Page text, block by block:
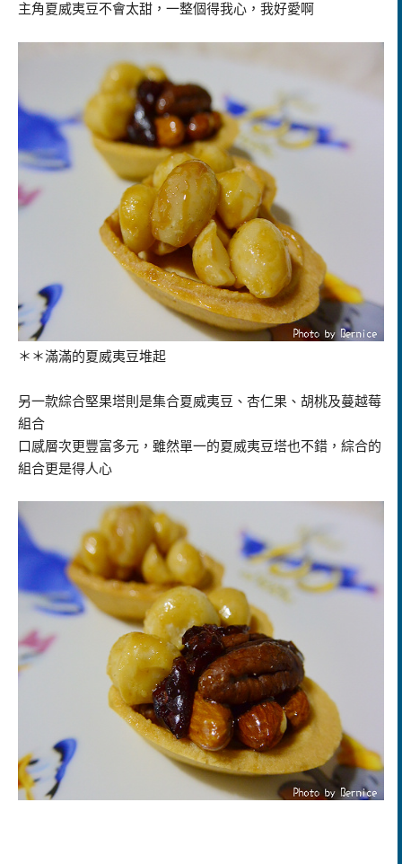
主角夏威夷豆不會太甜，一整個得我心，我好愛啊
＊＊滿滿的夏威夷豆堆起
另一款綜合堅果塔則是集合夏威夷豆、杏仁果、胡桃及蔓越莓
組合
口感層次更豐富多元，雖然單一的夏威夷豆塔也不錯，綜合的
組合更是得人心